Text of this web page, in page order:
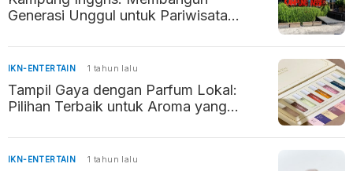
Generasi Unggul untuk Pariwisata
IKN-ENTERTAIN 1 tahun lalu
Tampil Gaya dengan Parfum Lokal:
Pilihan Terbaik untuk Aroma yang
IKN-ENTERTAIN 1 tahun lalu